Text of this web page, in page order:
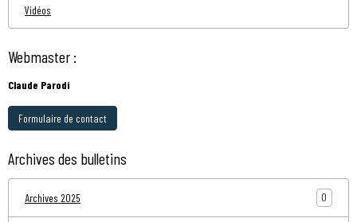
Vidéos
Webmaster :
Claude Parodi
Formulaire de contact
Archives des bulletins
Archives 2025 0